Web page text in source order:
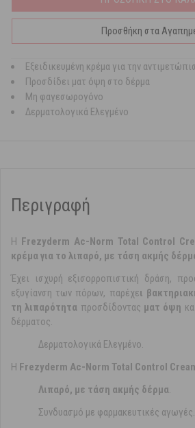
Προσθήκη στα
Εξειδικευμένη κρέμα για την
Προσδίδει ματ όψη στο δέρμα
Μη φαγεσωρογόνο
Δερματολογικά Ελεγμένο
Περιγραφή
Η Frezyderm Ac-Norm Total Control
κρέμα για το λιπαρό, με τάση ακμής
Έχει ισχυρή εξισορροπιστική δράση,
εξυγίανση των πόρων, παρέχει
τη λιπαρότητα προσδίδοντας ματ όψη
δέρματος.
Δερματολογικά Ελεγμένο.
Η Frezyderm Ac-Norm Total Control
Λιπαρό, με τάση ακμής δέρμα.
Συνδυασμό με φαρμακευτικές αγωγές.